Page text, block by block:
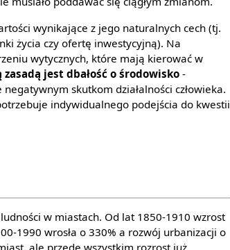
wynikające z jego naturalnych cech (tj.
życia czy ofertę inwestycyjną). Na
wytycznych, które mają kierować w
zasadą jest dbałość o środowisko-
skutkom działalności człowieka.
indywidualnego podejścia do kwestii
w miastach. Od lat 1850-1910 wzrost
1990 wrosła o 330% a rozwój urbanizacji o